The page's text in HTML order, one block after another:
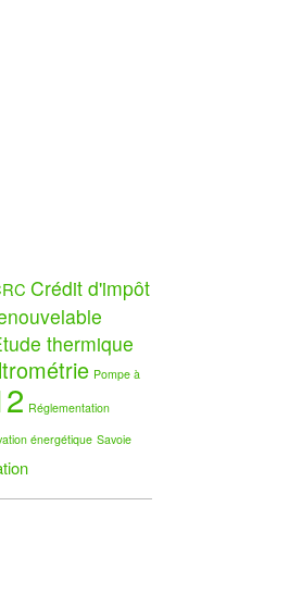
Crédit d'impôt
thermique
Pompe à
Réglementation
énergétique Savoie